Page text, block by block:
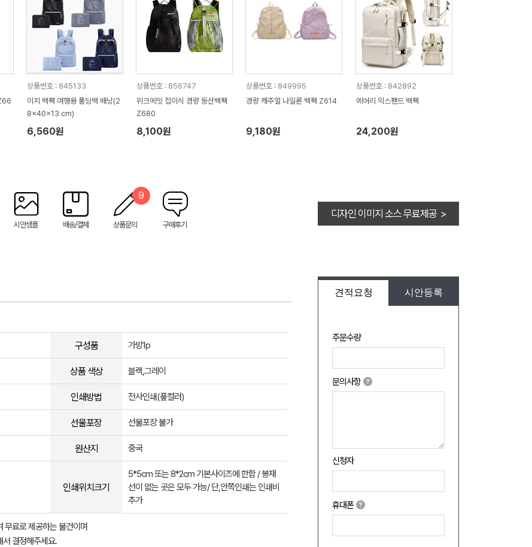
상품번호 : 845133
이지 백팩 여행용 폴딩백 배낭(2
8x40x13 cm)
6,560원
상품번호 : 856747
위크에잇 접이식 경량 등산백팩
Z680
8,100원
상품번호 : 849995
경량 캐주얼 나일론 백팩 Z614
9,180원
상품번호 : 842892
에어리 익스팬드 백팩
24,200원
시안샘플 배송/결제 상품문의
9
구매후기
디자인 이미지 소스 무료제공 >
견적요청 시안등록
주문수량
문의사항
신청자
휴대폰
구성품 가방1p
상품 색상 블랙,그레이
인쇄방법 전사인쇄(풒컬러)
선물포장 선물포장 불가
원산지 중국
인쇄위치크기
5*5cm 또는 8*2cm 기본사이즈에 한함 / 봉재
선이 없는 곳은 모두 가능/ 단,안쪽인쇄는 인쇄비
추가
무료로 제공하는 물건이며
서 결정해주세요.